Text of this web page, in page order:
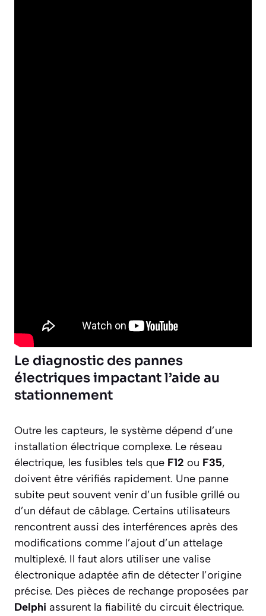
Le diagnostic des pannes
électriques impactant l’aide au
stationnement
Outre les capteurs, le système dépend d’une
installation électrique complexe. Le réseau
électrique, les fusibles tels que F12 ou F35,
doivent être vérifiés rapidement. Une panne
subite peut souvent venir d’un fusible grillé ou
d’un défaut de câblage. Certains utilisateurs
rencontrent aussi des interférences après des
modifications comme l’ajout d’un attelage
multiplexé. Il faut alors utiliser une valise
électronique adaptée afin de détecter l’origine
précise. Des pièces de rechange proposées par
Delphi assurent la fiabilité du circuit électrique.